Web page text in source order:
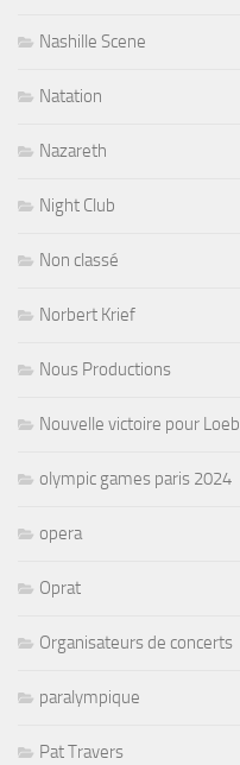
Nashille Scene
Natation
Nazareth
Night Club
Non classé
Norbert Krief
Nous Productions
Nouvelle victoire pour Loeb
olympic games paris 2024
opera
Oprat
Organisateurs de concerts
paralympique
Pat Travers